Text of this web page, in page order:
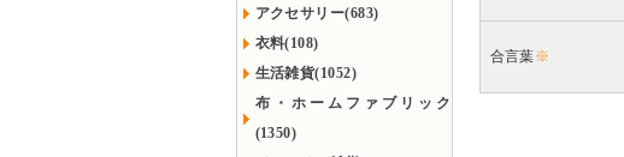
アクセサリー(683)
衣料(108)
生活雑貨(1052)
布・ホームファブリック
(1350)
合言葉※